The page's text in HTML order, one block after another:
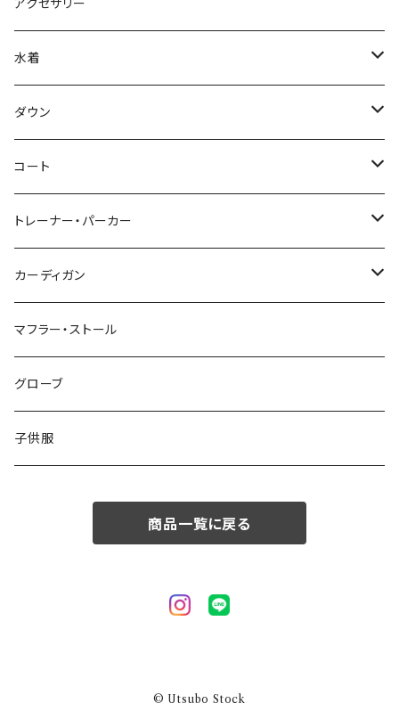
アクセサリー
水着
～44/S
46/M
48/L
50/XL～
ダウン
～44/S
46/M
48/L
50/XL～
コート
～44/S
46/M
48/L
50/XL～
トレーナー・パーカー
～44/S
46/M
48/L
50/XL～
カーディガン
～44/S
46/M
48/L
マフラー・ストール
グローブ
子供服
商品一覧に戻る
© Utsubo Stock